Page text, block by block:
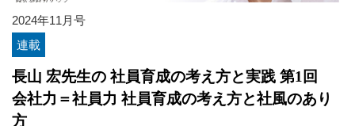
2024年11月号
連載
長山 宏先生の 社員育成の考え方と実践 第1回
会社力＝社員力 社員育成の考え方と社風のあり
方